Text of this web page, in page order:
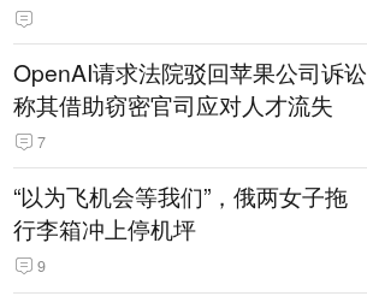
OpenAI请求法院驳回苹果公司诉讼
称其借助窃密官司应对人才流失
7
“以为飞机会等我们”，俄两女子拖
行李箱冲上停机坪
9